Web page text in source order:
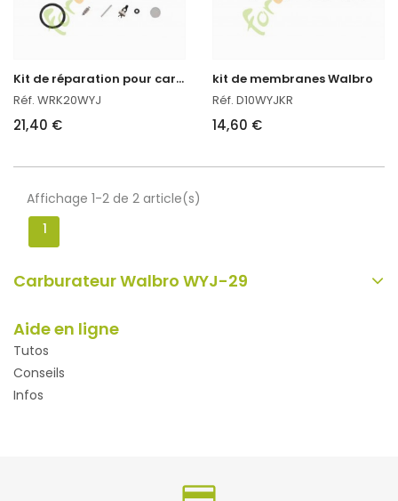
K
it de réparation pour carburateur
Réf. WRK20WYJ
21,40 €
kit de membranes Walbro
Réf. D10WYJKR
14,60 €
Affichage 1-2 de 2 article(s)
1
Carburateur Walbro WYJ-29
Aide en ligne
Tutos
Conseils
Infos